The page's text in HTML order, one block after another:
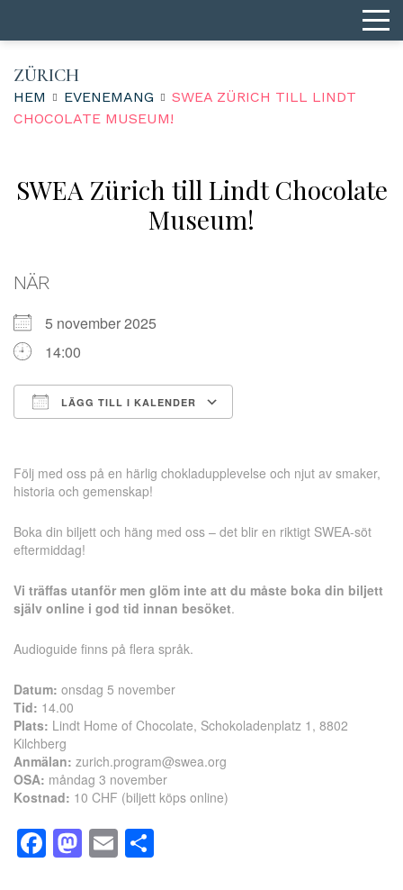
ZÜRICH
HEM EVENEMANG
SWEA ZÜRICH TILL LINDT
CHOCOLATE MUSEUM!
SWEA Zürich till Lindt Chocolate
Museum!
NÄR
5 november 2025
14:00
LÄGG TILL I KALENDER
Följ med oss på en härlig chokladupplevelse och njut av smaker,
historia och gemenskap!
Boka din biljett och häng med oss – det blir en riktigt SWEA-söt
eftermiddag!
Vi träffas utanför men glöm inte att du måste boka din biljett
själv online i god tid innan besöket.
Audioguide finns på flera språk.
Datum: onsdag 5 november
Tid: 14.00
Plats: Lindt Home of Chocolate, Schokoladenplatz 1 , 8802
Kilchberg
Anmälan: zurich.program@swea.org
OSA: måndag 3 november
Kostnad: 10 CHF (biljett köps online)
Facebook
Mastodon
Email